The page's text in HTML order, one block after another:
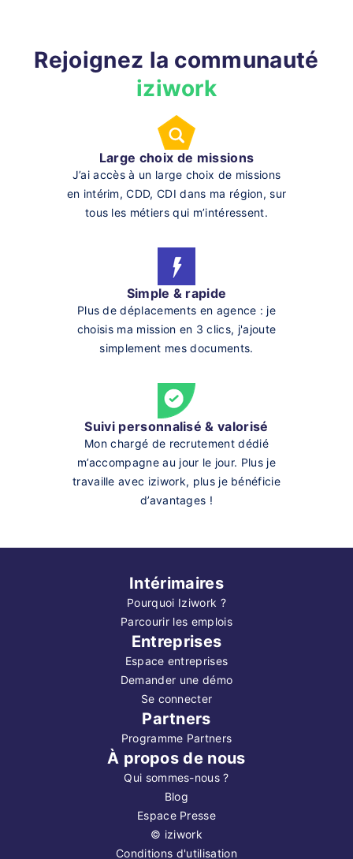
Rejoignez la communauté
iziwork
Large choix de missions
J’ai accès à un large choix de missions
en intérim, CDD, CDI dans ma région, sur
tous les métiers qui m’intéressent.
Simple & rapide
Plus de déplacements en agence : je
choisis ma mission en 3 clics, j'ajoute
simplement mes documents.
Suivi personnalisé & valorisé
Mon chargé de recrutement dédié
m’accompagne au jour le jour. Plus je
travaille avec iziwork, plus je bénéficie
d’avantages !
Intérimaires
Pourquoi Iziwork ?
Parcourir les emplois
Entreprises
Espace entreprises
Demander une démo
Se connecter
Partners
Programme Partners
À propos de nous
Qui sommes-nous ?
Blog
Espace Presse
© iziwork
Conditions d'utilisation